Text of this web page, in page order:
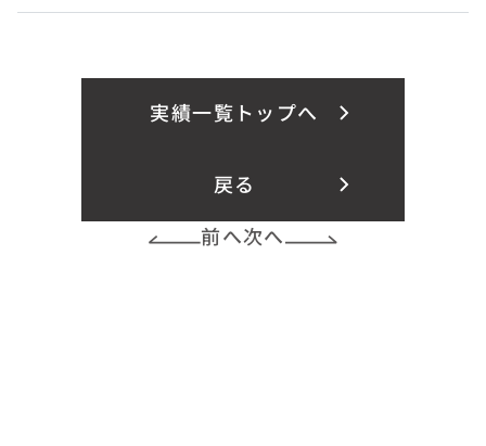
実績一覧トップへ
戻る
前へ次へ